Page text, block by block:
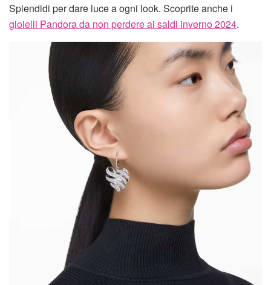
Splendidi per dare luce a ogni look. Scoprite anche i
gioielli Pandora da non perdere ai saldi inverno 2024.